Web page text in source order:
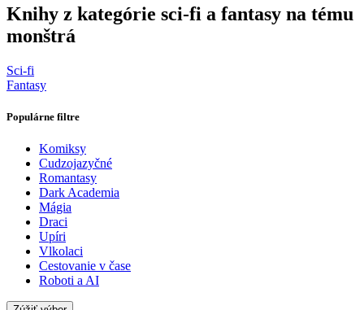
Knihy z kategórie sci-fi a fantasy na tému
monštrá
Sci-fi
Fantasy
Populárne filtre
Komiksy
Cudzojazyčné
Romantasy
Dark Academia
Mágia
Draci
Upíri
Vlkolaci
Cestovanie v čase
Roboti a AI